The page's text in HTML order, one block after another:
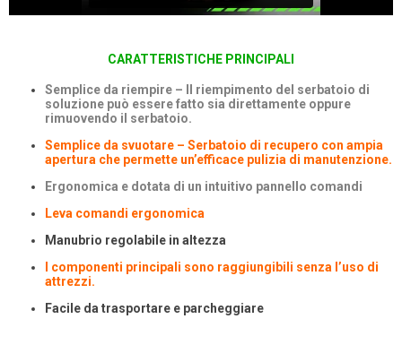
CARATTER ISTICHE PRINCIPALI
Semplice da riempire – Il riempimento del serbatoio di
soluzione può essere fatto sia direttamente oppure
rimuovendo il serbatoio.
Semplice da svuotare – Serbatoio di recupero con ampia
apertura che permette un’efficace pulizia di manutenzione.
Ergonomica e dotata di un intuitivo pannello comandi
Leva comandi ergonomica
Manubrio regolabile in altezza
I componenti principali sono raggiungibili senza l’uso di
attrezzi.
Facile da trasportare e parcheggiare